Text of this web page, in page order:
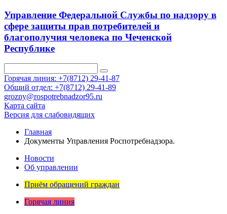
Управление Федеральной Службы по надзору в
сфере защиты прав потребителей и
благополучия человека по Чеченской
Республике
Горячая линия: +7(8712) 29-41-87
Общий отдел: +7(8712) 29-41-89
grozny@rospotrebnadzor95.ru
Карта сайта
Версия для слабовидящих
Главная
Документы Управления Роспотребнадзора.
Новости
Об управлении
Приём обращений граждан
Горячая линия